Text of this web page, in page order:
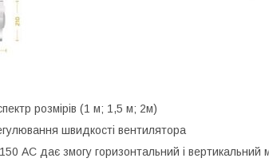
розмірів (1 м; 1,5 м; 2м)
швидкості вентилятора
АС дає змогу горизонтальний і вертикальний